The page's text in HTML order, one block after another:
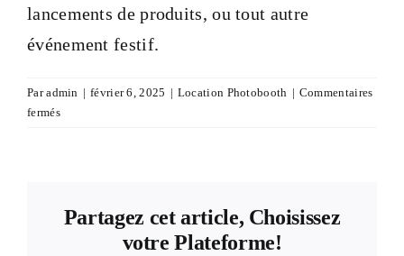
Notre équipe
lancements de produits, ou tout autre
événement festif.
Paradmin | février 6, 2025 | Location Photobooth | Commentaires
ferméssur
peut-
Partagez cet article, Choisissez
votre Plateforme!